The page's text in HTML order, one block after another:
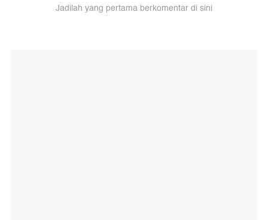
Jadilah yang pertama berkomentar di sini